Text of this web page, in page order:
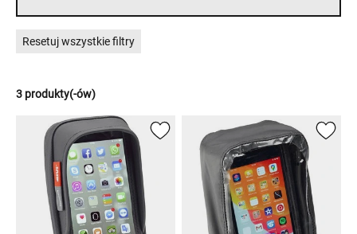
Resetuj wszystkie filtry
3 produkty(-ów)